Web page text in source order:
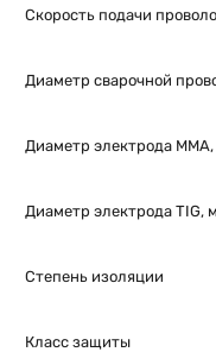
Скорость подачи
Диаметр сварочной
Диаметр электрода
Диаметр электрода TIG,
Степень изоляции
Класс защиты